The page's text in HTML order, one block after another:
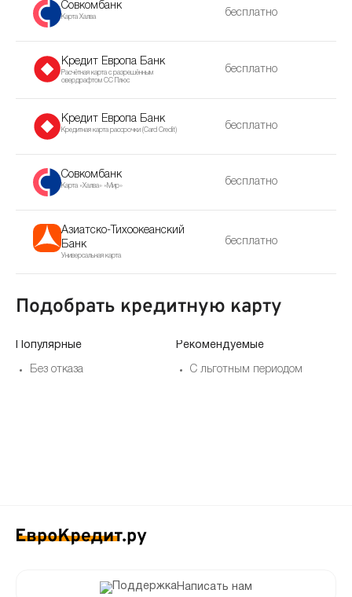
Совкомбанк
Карта Халва бесплатно
Кредит Европа Банк
Расчётная карта с разрешённым
овердрафтом CC Плюс
бесплатно
Кредит Европа Банк
Кредитная карта рассрочки (Сard Сredit) бесплатно
Совкомбанк
Карта «Халва» «Мир» бесплатно
Азиатско-Тихоокеанский
Банк
Универсальная карта
бесплатно
Подобрать кредитную карту
Популярные
Без отказа
Рекомендуемые
С льготным периодом
Написать нам